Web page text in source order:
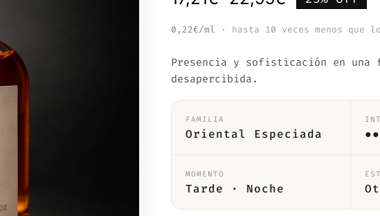
El
precio
era:
El
precio
es:
0,22€/ml · hasta 10 veces menos que
Presencia y sofisticación en una
desapercibida.
FAMILIA
Oriental Especiada
MOMENTO
Tarde · Noche